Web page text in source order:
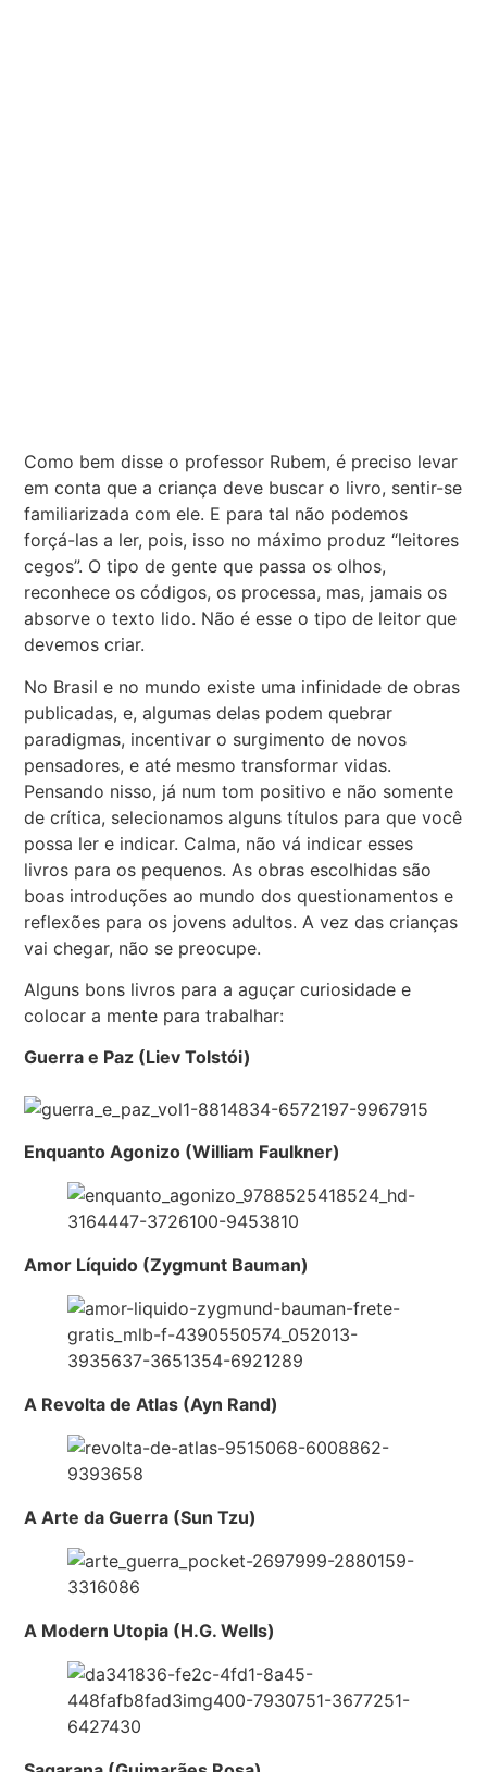
Como bem disse o professor Rubem, é preciso levar
em conta que a criança deve buscar o livro, sentir-se
familiarizada com ele. E para tal não podemos
forçá-las a ler, pois, isso no máximo produz “leitores
cegos”. O tipo de gente que passa os olhos,
reconhece os códigos, os processa, mas, jamais os
absorve o texto lido. Não é esse o tipo de leitor que
devemos criar.
No Brasil e no mundo existe uma infinidade de obras
publicadas, e, algumas delas podem quebrar
paradigmas, incentivar o surgimento de novos
pensadores, e até mesmo transformar vidas.
Pensando nisso, já num tom positivo e não somente
de crítica, selecionamos alguns títulos para que você
possa ler e indicar. Calma, não vá indicar esses
livros para os pequenos. As obras escolhidas são
boas introduções ao mundo dos questionamentos e
reflexões para os jovens adultos. A vez das crianças
vai chegar, não se preocupe.
Alguns bons livros para a aguçar curiosidade e
colocar a mente para trabalhar:
Guerra e Paz (Liev Tolstói)
Enquanto Agonizo (William Faulkner)
Amor Líquido (Zygmunt Bauman)
A Revolta de Atlas (Ayn Rand)
A Arte da Guerra (Sun Tzu)
A Modern Utopia (H.G. Wells)